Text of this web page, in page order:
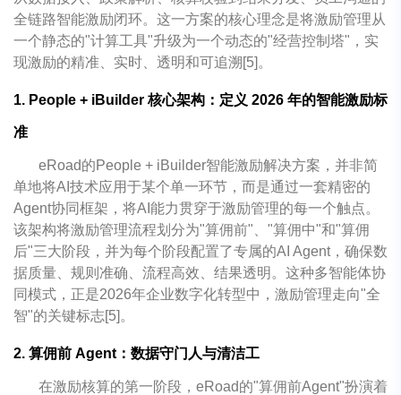
全链路智能激励闭环。这一方案的核心理念是将激励管理从
一个静态的"计算工具"升级为一个动态的"经营控制塔"，实
现激励的精准、实时、透明和可追溯[5]。
1. People + iBuilder 核心架构：定义 2026 年的智能激励标
准
eRoad的People + iBuilder智能激励解决方案，并非简
单地将AI技术应用于某个单一环节，而是通过一套精密的
Agent协同框架，将AI能力贯穿于激励管理的每一个触点。
该架构将激励管理流程划分为"算佣前"、"算佣中"和"算佣
后"三大阶段，并为每个阶段配置了专属的AI Agent，确保数
据质量、规则准确、流程高效、结果透明。这种多智能体协
同模式，正是2026年企业数字化转型中，激励管理走向"全
智"的关键标志[5]。
2. 算佣前 Agent：数据守门人与清洁工
在激励核算的第一阶段，eRoad的"算佣前Agent"扮演着